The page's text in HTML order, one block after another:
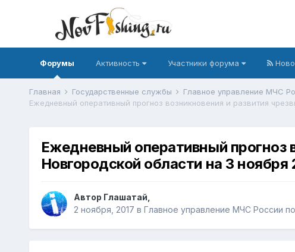
Форумы Активность Участники форума
Главная Государственные службы
Главное управление МЧС
Ежедневный оперативный прогноз
Новгородской области на 3 ноября
Автор Глашатай
2 ноября, 2017 в Главное управление МЧС России